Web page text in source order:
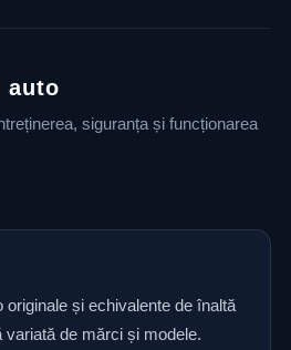
auto
siguranța și funcționarea
originale și echivalente de înaltă
variată de mărci și modele.